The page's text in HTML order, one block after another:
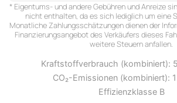
* Eigentums- und andere Gebühren und Anreize
nicht enthalten, da es sich lediglich um eine
Monatliche Zahlungsschätzungen dienen der
Finanzierungsangebot des Verkäufers dieses
weitere Steuern anfallen.
Kraftstoffverbrauch (kombiniert):
CO₂-Emissionen (kombiniert):
Effizienzklasse B